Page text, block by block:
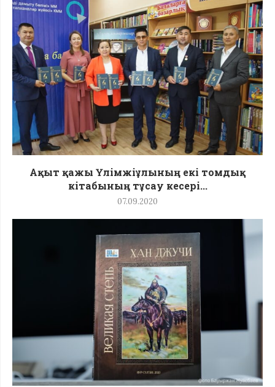
Ақыт қажы Үлімжіұлының екі томдық
кітабының тұсау кесері...
07.09.2020